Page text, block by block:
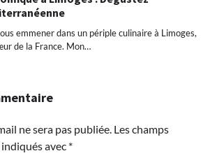
emmener dans un périple culinaire à Limoges,
de la France. Mon…
ne sera pas publiée. Les champs
avec *